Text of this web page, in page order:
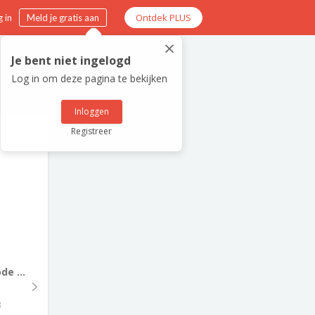
in Meld je gratis aan Ontdek PLUS
×
Je bent niet ingelogd
Log in om deze pagina te bekijken
Inloggen
Registreer
...